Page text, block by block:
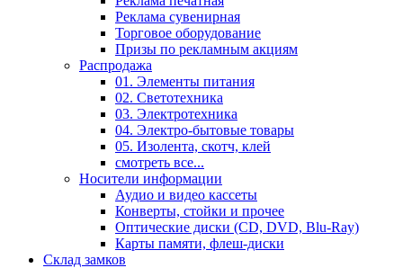
Реклама сувенирная
Торговое оборудование
Призы по рекламным акциям
Распродажа
01. Элементы питания
02. Светотехника
03. Электротехника
04. Электро-бытовые товары
05. Изолента, скотч, клей
смотреть все...
Носители информации
Аудио и видео кассеты
Конверты, стойки и прочее
Оптические диски (CD, DVD, Blu-Ray)
Карты памяти, флеш-диски
Склад замков